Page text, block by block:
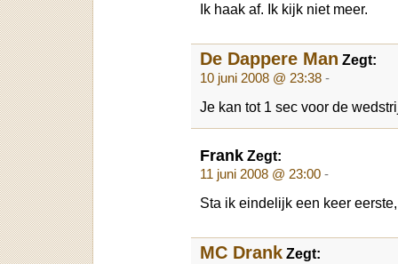
Ik haak af. Ik kijk niet meer.
De Dappere Man Zegt:
10 juni 2008 @ 23:38 -
Je kan tot 1 sec voor de
Frank Zegt:
11 juni 2008 @ 23:00 -
Sta ik eindelijk een keer
MC Drank Zegt: